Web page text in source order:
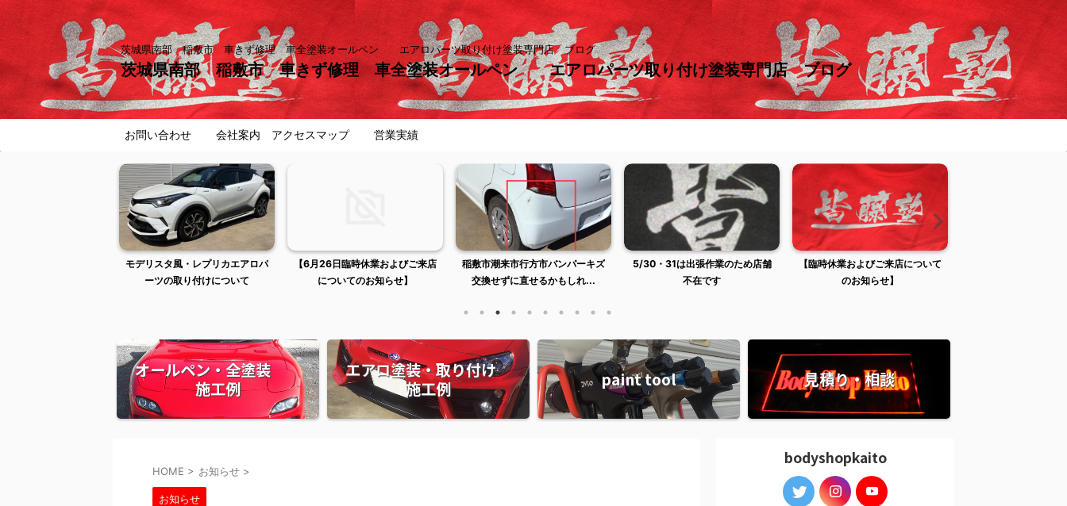
茨城県南部 稲敷市 車きず修理 車全塗装オールペン エアロパーツ取り付け塗装専門店 ブログ
茨城県南部 稲敷市 車きず修理 車全塗装オールペン エアロパーツ取り付け塗装専門店 ブログ
お問い合わせ 会社案内 アクセスマップ 営業実績
モデリスタ風・レプリカエアロパ
ーツの取り付けについて
【6月26日臨時休業およびご来店
についてのお知らせ】
稲敷市潮来市行方市バンパーキズ
交換せずに直せるかもしれ...
5/30・31は出張作業のため店舗
不在です
【臨時休業およびご来店について
のお知らせ】
オールペン・全塗装
施工例
エアロ塗装・取り付け
施工例
paint tool 見積り・相談
HOME > お知らせ >
お知らせ
bodyshopkaito